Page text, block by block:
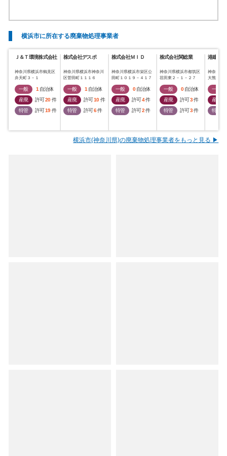
横浜市に所在する廃棄物処理事業者
Ｊ＆Ｔ環境株式会社
神奈川県横浜市鶴見区
弁天町３－１
一般 1 自治体
産廃
許可20 件
特管
許可19 件
株式会社デスポ
神奈川県横浜市神奈川
区菅田町１１１６
一般 1 自治体
産廃
許可10 件
特管
許可6件
株式会社ＭＩＤ
神奈川県横浜市栄区公
田町１０１９－４１７
一般 0 自治体
産廃
許可4件
特管
許可2 件
株式会社関総業
神奈川県横浜市都筑区
荏田東２－１－２７
一般 0 自治体
産廃
許可3件
特管
許可3件
港建物
神奈川県
大熊町３
一般
産廃
特管
横浜市(神奈川県)の廃棄物処理事業者をもっと見る ▶